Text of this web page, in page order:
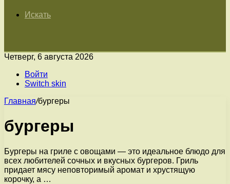
Искать
Четверг, 6 августа 2026
Войти
Switch skin
Главная/бургеры
бургеры
Бургеры на гриле с овощами — это идеальное блюдо для
всех любителей сочных и вкусных бургеров. Гриль
придает мясу неповторимый аромат и хрустящую
корочку, а …